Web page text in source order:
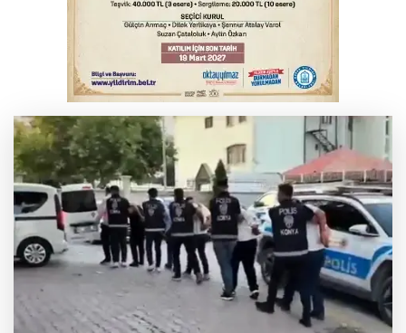
Serbest piyasada döviz fiyatları
Otomobil kanala uçtu: 2 yaralı